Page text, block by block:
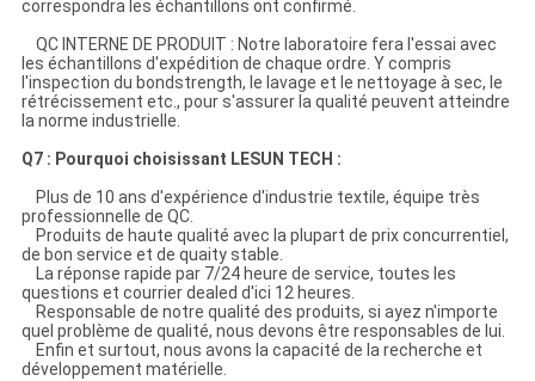
correspondra les échantillons ont confirmé.
QC INTERNE DE PRODUIT : Notre laboratoire fera l'essai avec
les échantillons d'expédition de chaque ordre. Y compris
l'inspection du bondstrength, le lavage et le nettoyage à sec, le
rétrécissement etc., pour s'assurer la qualité peuvent atteindre
la norme industrielle.
Q7 : Pourquoi choisissant LESUN TECH :
Plus de 10 ans d'expérience d'industrie textile, équipe très
professionnelle de QC.
Produits de haute qualité avec la plupart de prix concurrentiel,
de bon service et de quaity stable.
La réponse rapide par 7/24 heure de service, toutes les
questions et courrier dealed d'ici 12 heures.
Responsable de notre qualité des produits, si ayez n'importe
quel problème de qualité, nous devons être responsables de lui.
Enfin et surtout, nous avons la capacité de la recherche et
développement matérielle.